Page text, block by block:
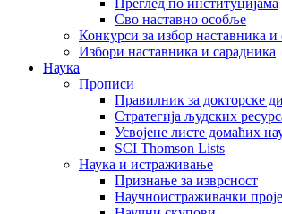
Сво наставно особље
Конкурси за избор наставника и
Избори наставника и сарадника
Наука
Прописи
Правилник за докторске
Стратегија људских
Усвојене листе домаћих
SCI Thomson Lists
Наука и истраживање
Признање за изврсност
Научноистраживачки